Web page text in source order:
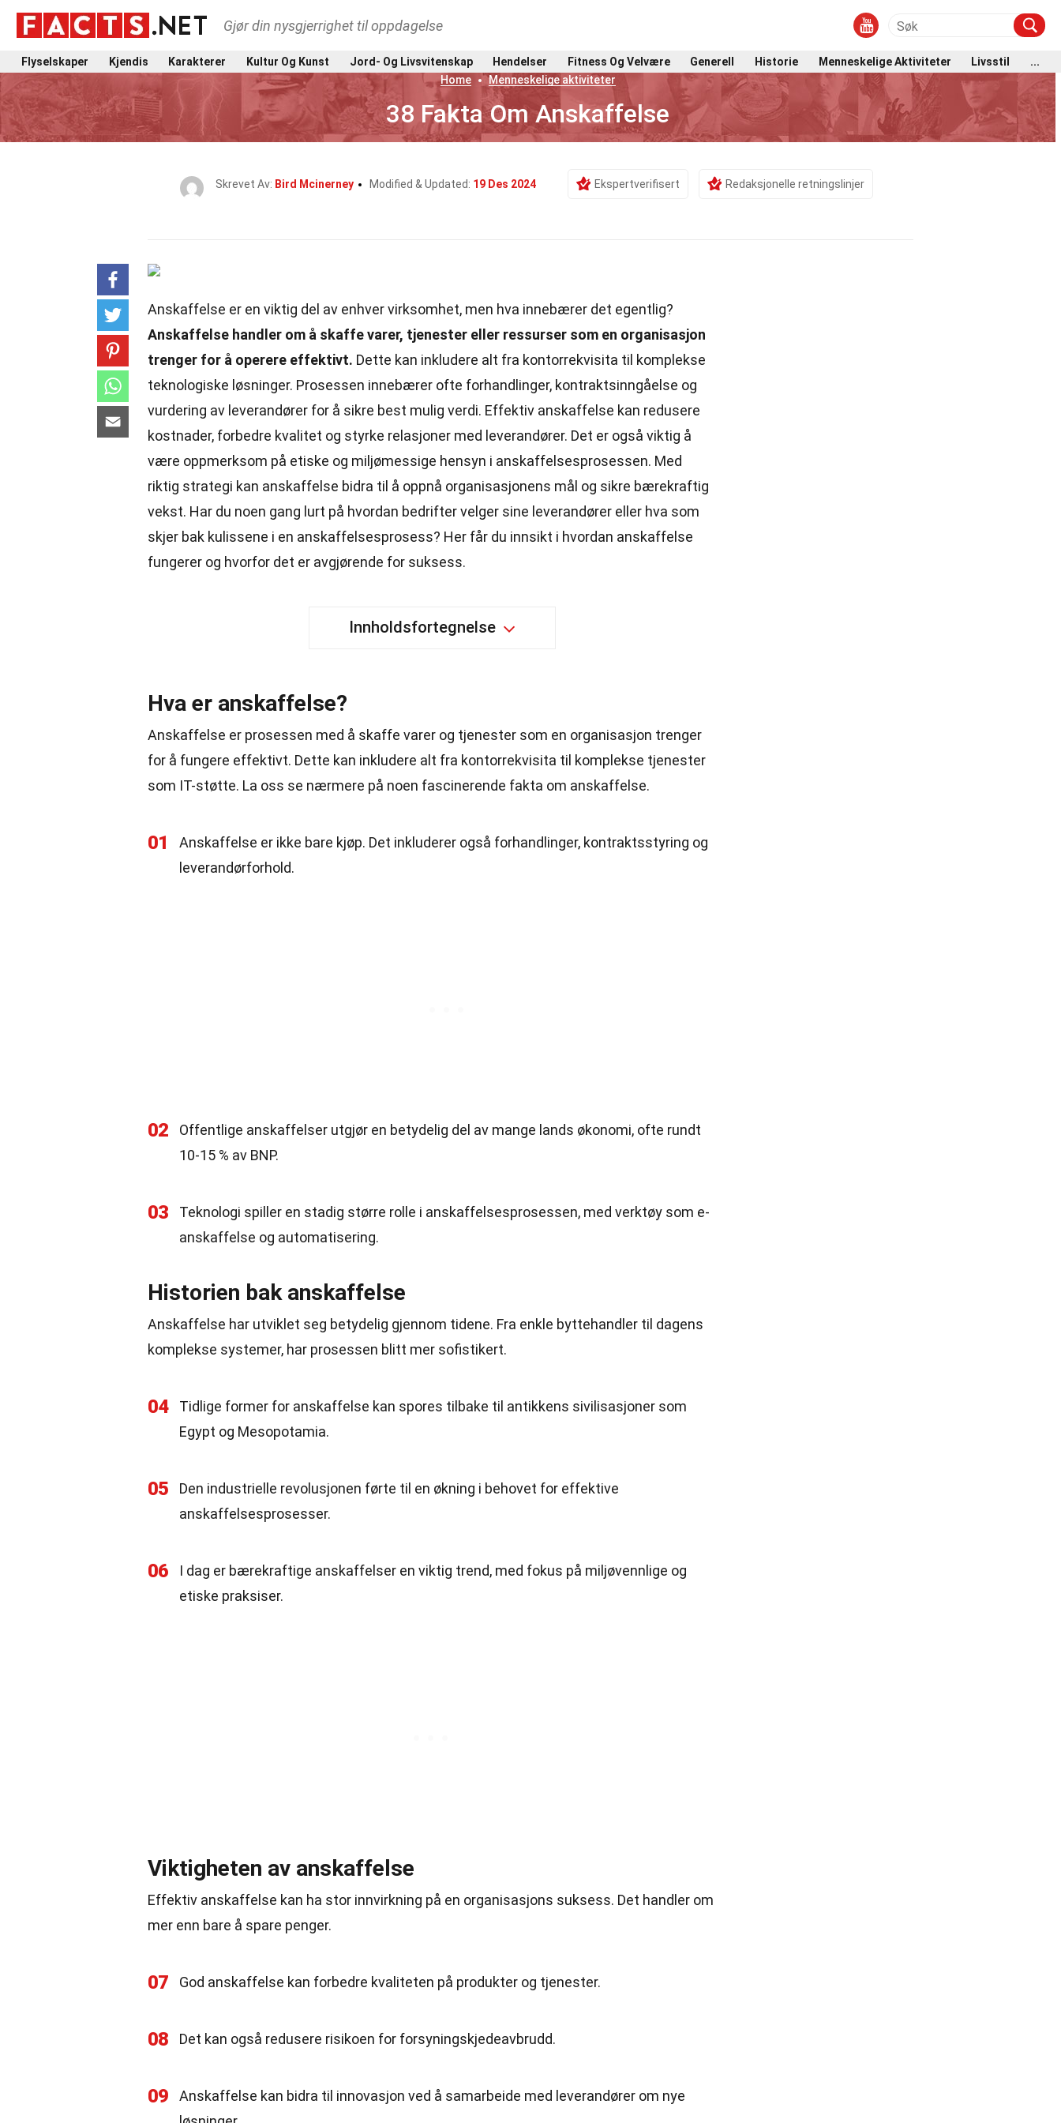
Gjør din nysgjerrighet til oppdagelse
Flyselskaper Kjendis Karakterer Kultur Og Kunst Jord- Og Livsvitenskap Hendelser Fitness Og Velvære Generell Historie Menneskelige Aktiviteter Livsstil
...
Home
Menneskelige aktiviteter
38 Fakta Om Anskaffelse
Skrevet Av: Bird Mcinerney Modified & Updated: 19 Des 2024 Ekspertverifisert Redaksjonelle retningslinjer
Anskaffelse er en viktig del av enhver virksomhet, men hva innebærer det egentlig?
Anskaffelse handler om å skaffe varer, tjenester eller ressurser som en organisasjon
trenger for å operere effektivt. Dette kan inkludere alt fra kontorrekvisita til komplekse
teknologiske løsninger. Prosessen innebærer ofte forhandlinger, kontraktsinngåelse og
vurdering av leverandører for å sikre best mulig verdi. Effektiv anskaffelse kan redusere
kostnader, forbedre kvalitet og styrke relasjoner med leverandører. Det er også viktig å
være oppmerksom på etiske og miljømessige hensyn i anskaffelsesprosessen. Med
riktig strategi kan anskaffelse bidra til å oppnå organisasjonens mål og sikre bærekraftig
vekst. Har du noen gang lurt på hvordan bedrifter velger sine leverandører eller hva som
skjer bak kulissene i en anskaffelsesprosess? Her får du innsikt i hvordan anskaffelse
fungerer og hvorfor det er avgjørende for suksess.
Innholdsfortegnelse
Hva er anskaffelse?
Anskaffelse er prosessen med å skaffe varer og tjenester som en organisasjon trenger
for å fungere effektivt. Dette kan inkludere alt fra kontorrekvisita til komplekse tjenester
som IT-støtte. La oss se nærmere på noen fascinerende fakta om anskaffelse.
01
Anskaffelse er ikke bare kjøp. Det inkluderer også forhandlinger, kontraktsstyring og
leverandørforhold.
02
Offentlige anskaffelser utgjør en betydelig del av mange lands økonomi, ofte rundt
10-15 % av BNP.
03
Teknologi spiller en stadig større rolle i anskaffelsesprosessen, med verktøy som e-
anskaffelse og automatisering.
Historien bak anskaffelse
Anskaffelse har utviklet seg betydelig gjennom tidene. Fra enkle byttehandler til dagens
komplekse systemer, har prosessen blitt mer sofistikert.
04
Tidlige former for anskaffelse kan spores tilbake til antikkens sivilisasjoner som
Egypt og Mesopotamia.
05
Den industrielle revolusjonen førte til en økning i behovet for effektive
anskaffelsesprosesser.
06
I dag er bærekraftige anskaffelser en viktig trend, med fokus på miljøvennlige og
etiske praksiser.
Viktigheten av anskaffelse
Effektiv anskaffelse kan ha stor innvirkning på en organisasjons suksess. Det handler om
mer enn bare å spare penger.
07 God anskaffelse kan forbedre kvaliteten på produkter og tjenester.
08 Det kan også redusere risikoen for forsyningskjedeavbrudd.
09
Anskaffelse kan bidra til innovasjon ved å samarbeide med leverandører om nye